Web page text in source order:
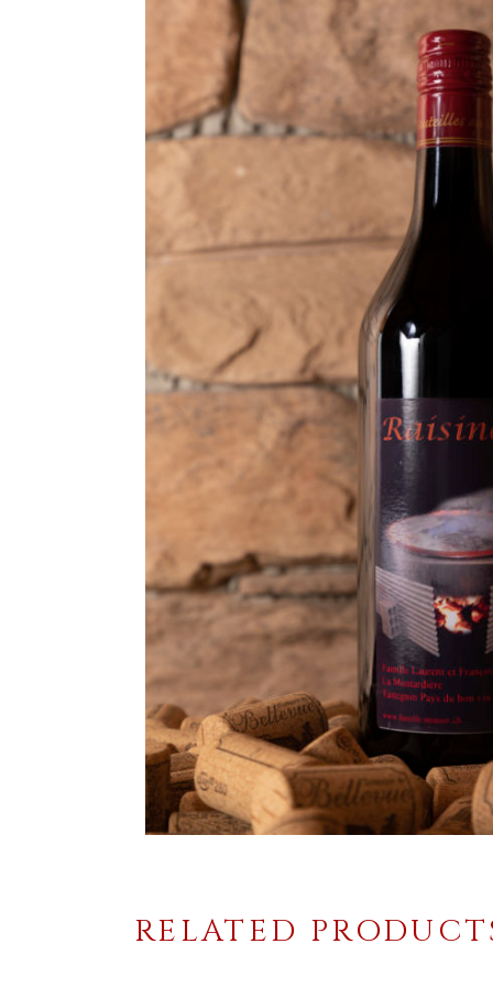
RELATED